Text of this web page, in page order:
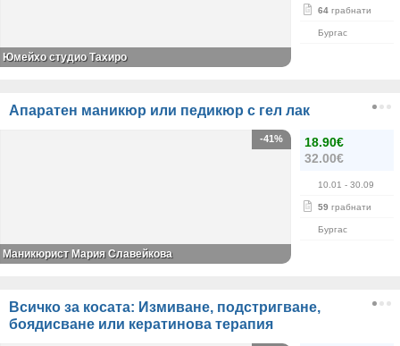
64 грабнати
Бургас
Юмейхо студио Тахиро
Апаратен маникюр или педикюр с гел лак
18.90€
32.00€
10.01 - 30.09
59 грабнати
Бургас
-41%
Маникюрист Мария Славейкова
Всичко за косата: Измиване, подстригване,
боядисване или кератинова терапия